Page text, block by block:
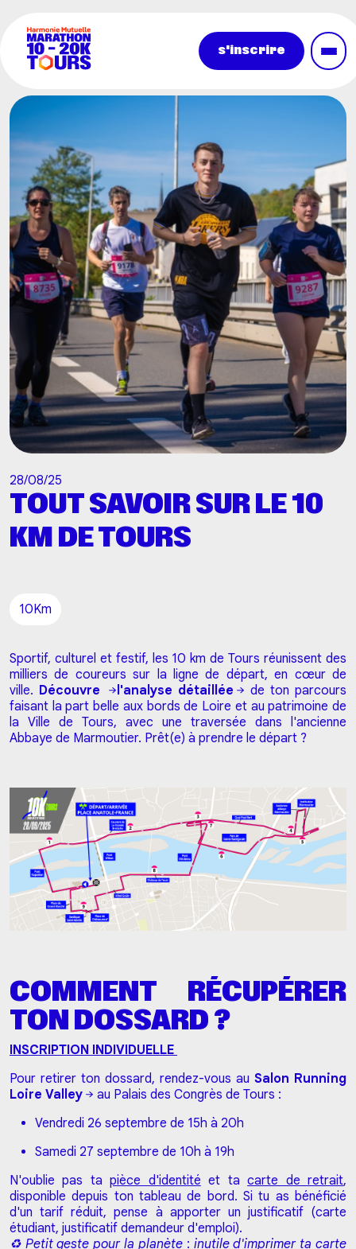
s'inscrire
28/08/25
TOUT SAVOIR SUR LE 10
KM DE TOURS
10Km
Sportif, culturel et festif, les 10 km de Tours réunissent des
milliers de coureurs sur la ligne de départ, en cœur de
ville. Découvre l'analyse détaillée
de ton parcours
faisant la part belle aux bords de Loire et au patrimoine de
la Ville de Tours, avec une traversée dans l'ancienne
Abbaye de Marmoutier. Prêt(e) à prendre le départ ?
COMMENT RÉCUPÉRER
TON DOSSARD ?
INSCRIPTION INDIVIDUELLE
Pour retirer ton dossard, rendez-vous au Salon Running
Loire Valley
au Palais des Congrès de Tours :
Vendredi 26 septembre de 15h à 20h
Samedi 27 septembre de 10h à 19h
N'oublie pas tapièce d'identité et tacarte de retrait,
disponible depuis ton tableau de bord. Si tu as bénéficié
d'un tarif réduit, pense à apporter un justificatif (carte
étudiant, justificatif demandeur d'emploi).
♻ Petit geste pour la planète : inutile d'imprimer ta carte